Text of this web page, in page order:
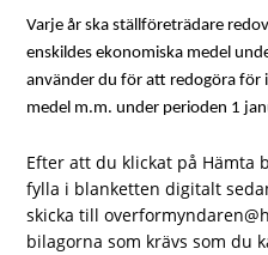
Varje år ska ställföreträdare
enskildes ekonomiska medel
använder du för att redogöra för
medel m.m. under perioden 1
Efter att du klickat på Hämta
fylla i blanketten digitalt
skicka till
bilagorna som krävs som du